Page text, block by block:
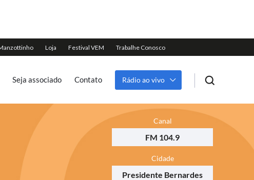
Seja associado Contato Rádio ao vivo
Canal
FM 104.9
Cidade
Presidente Bernardes